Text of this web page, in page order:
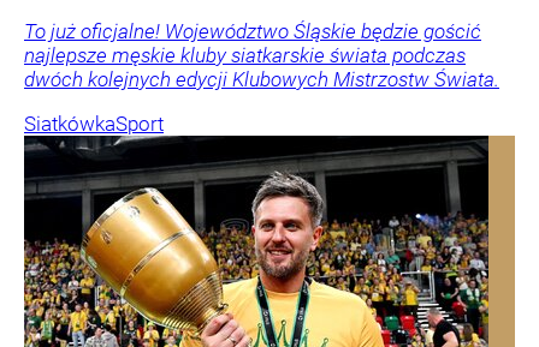
To już oficjalne! Województwo Śląskie będzie gościć
najlepsze męskie kluby siatkarskie świata podczas
dwóch kolejnych edycji Klubowych Mistrzostw Świata.
SiatkówkaSport